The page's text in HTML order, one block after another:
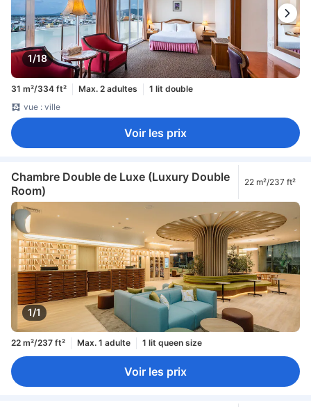
1/18
31 m²/334 ft² Max. 2 adultes
1 lit double
vue : ville
Voir les prix
Chambre Double de Luxe (Luxury Double
Room)
22 m²/237 ft²
1/1
22 m²/237 ft² Max. 1 adulte 1 lit queen size
Voir les prix